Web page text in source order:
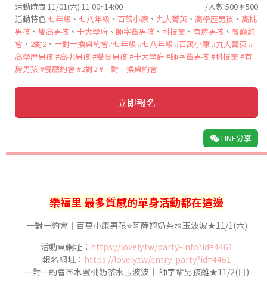
活動時間 11/01(六) 11:00~14:00
/人數 500＊500
活動特色七年級 、 七八年級 、 百萬小康 、 九大菁英 、 高學歷男孩 、 高挑
男孩 、 雙高男孩 、 十大學府 、 師字輩男孩 、 科技業 、 有房男孩 、 餐廳約
會 、 2對2 、 一對一換桌約會#七年級#七八年級#百萬小康#九大菁英#
高學歷男孩 #高挑男孩 #雙高男孩 #十大學府#師字輩男孩 #科技業#有
房男孩 #餐廳約會#2對2#一對一換桌約會
立即報名
LINE分享
樂福里 最多質感的單身活動都在這邊
一對一約會｜百萬小康男孩⭐️阿薩姆奶茶水玉波波★11/1(六)
活動頁網址： https://lovely.tw/party-info?id=4461
報名網址： https://lovely.tw/entry-party?id=4461
一對一約會🍑水蜜桃奶茶水玉波波｜ 師字輩男孩離★11/2(日)